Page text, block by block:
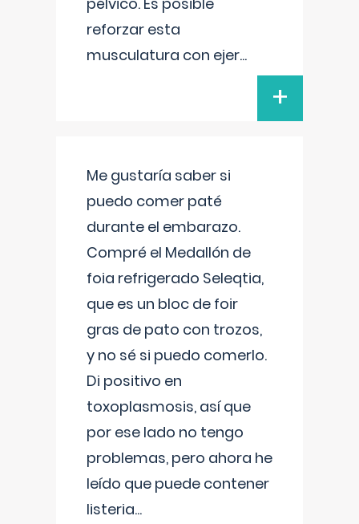
reforzar esta
musculatura con ejer...
+
Me gustaría saber si
puedo comer paté
durante el embarazo.
Compré el Medallón de
foia refrigerado Seleqtia,
que es un bloc de foir
gras de pato con trozos,
y no sé si puedo comerlo.
Di positivo en
toxoplasmosis, así que
por ese lado no tengo
problemas, pero ahora he
leído que puede contener
listeria...